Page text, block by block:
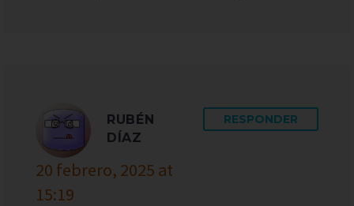
RUBÉN
DÍAZ
20 febrero, 2025 at
15:19
RESPONDER